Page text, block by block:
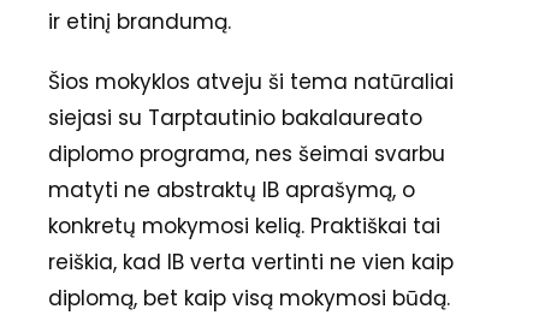
ir etinį brandumą.
Šios mokyklos atveju ši tema natūraliai
siejasi su Tarptautinio bakalaureato
diplomo programa, nes šeimai svarbu
matyti ne abstraktų IB aprašymą, o
konkretų mokymosi kelią. Praktiškai tai
reiškia, kad IB verta vertinti ne vien kaip
diplomą, bet kaip visą mokymosi būdą.